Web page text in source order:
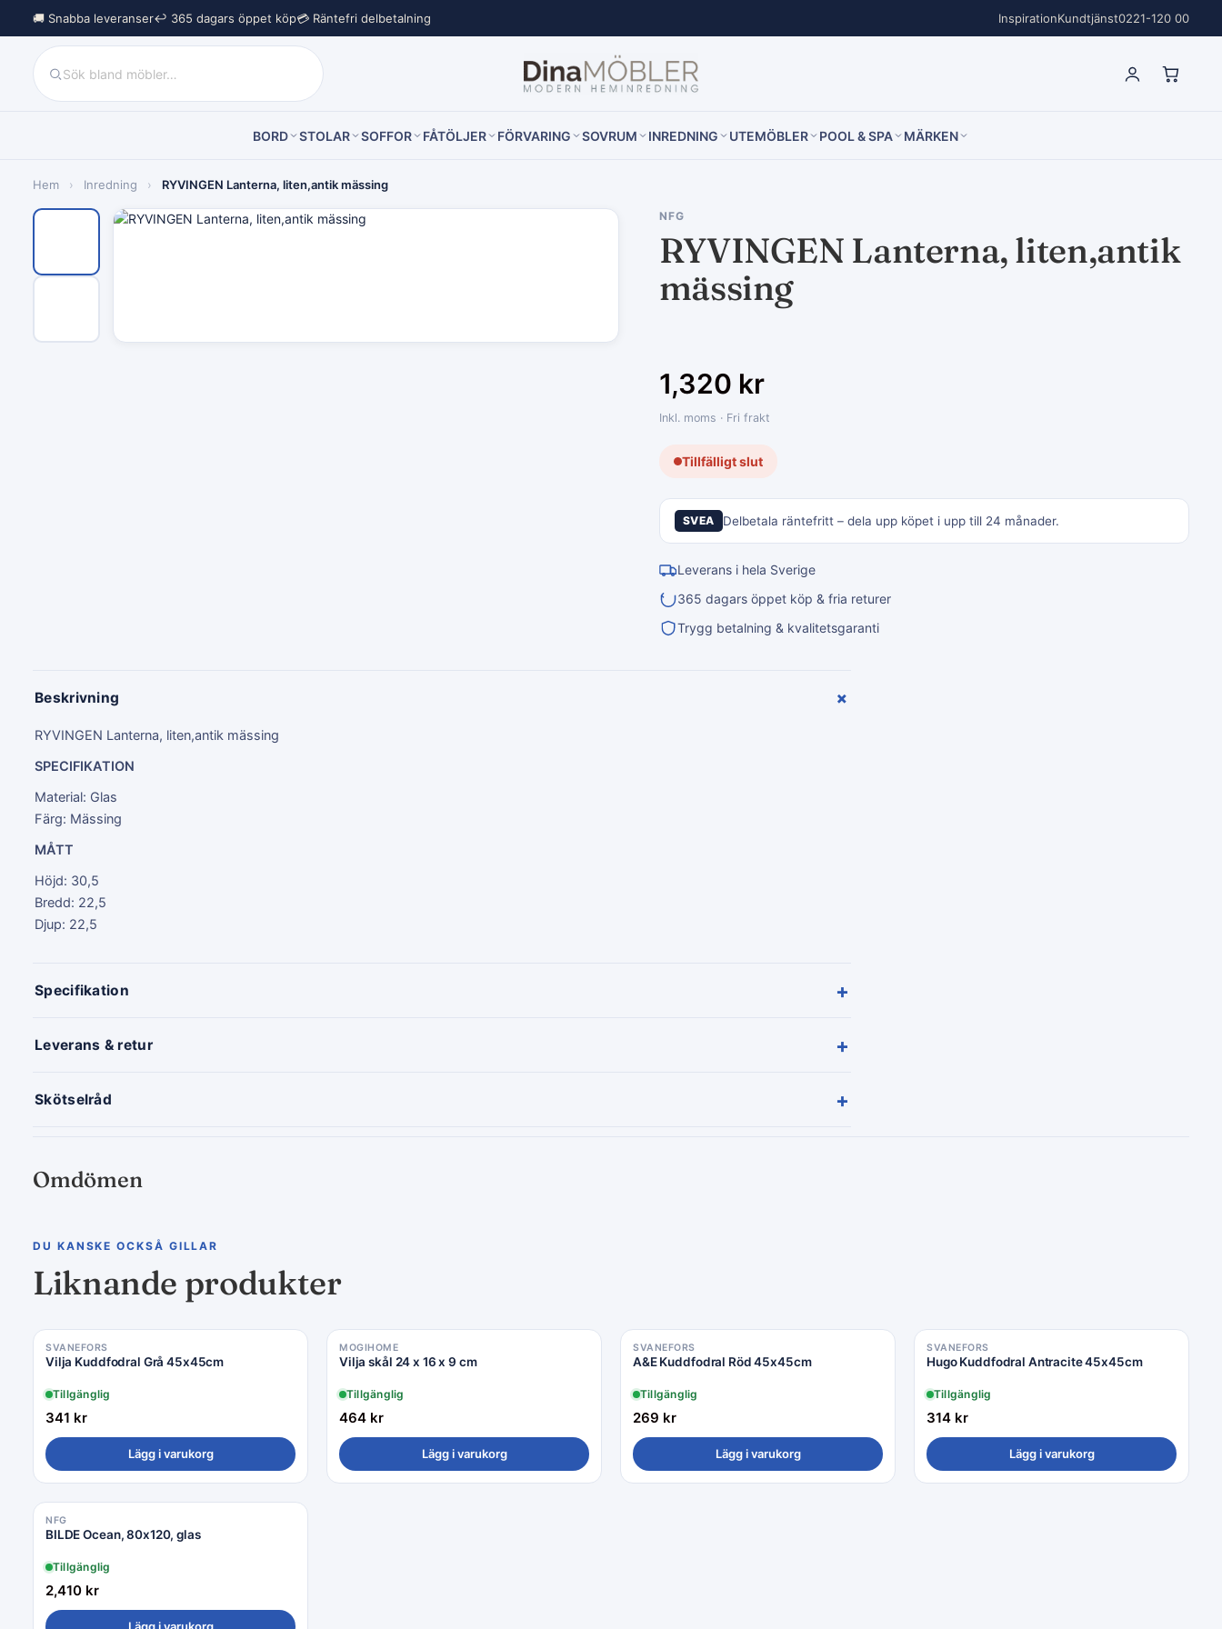
🚚 Snabba leveranser↩︎ 365 dagars öppet köp💳 Räntefri delbetalning InspirationKundtjänst0221-120 00
BORD STOLAR SOFFOR FÅTÖLJER FÖRVARING SOVRUM INREDNING UTEMÖBLER POOL & SPA MÄRKEN
Hem › Inredning › RYVINGEN Lanterna, liten,antik mässing
NFG
RYVINGEN Lanterna, liten,antik
mässing
1,320 kr
Inkl. moms · Fri frakt
Tillfälligt slut
SVEA Delbetala räntefritt – dela upp köpet i upp till 24 månader.
Leverans i hela Sverige
365 dagars öppet köp & fria returer
Trygg betalning & kvalitetsgaranti
Beskrivning +
RYVINGEN Lanterna, liten,antik mässing
SPECIFIKATION
Material: Glas
Färg: Mässing
MÅTT
Höjd: 30,5
Bredd: 22,5
Djup: 22,5
Specifikation +
Leverans & retur +
Skötselråd +
Omdömen
DU KANSKE OCKSÅ GILLAR
Liknande produkter
SVANEFORS
Vilja Kuddfodral Grå 45x45cm
Tillgänglig
341 kr
Lägg i varukorg
MOGIHOME
Vilja skål 24 x 16 x 9 cm
Tillgänglig
464 kr
Lägg i varukorg
SVANEFORS
A&E Kuddfodral Röd 45x45cm
Tillgänglig
269 kr
Lägg i varukorg
SVANEFORS
Hugo Kuddfodral Antracite 45x45cm
Tillgänglig
314 kr
Lägg i varukorg
NFG
BILDE Ocean, 80x120, glas
Tillgänglig
2,410 kr